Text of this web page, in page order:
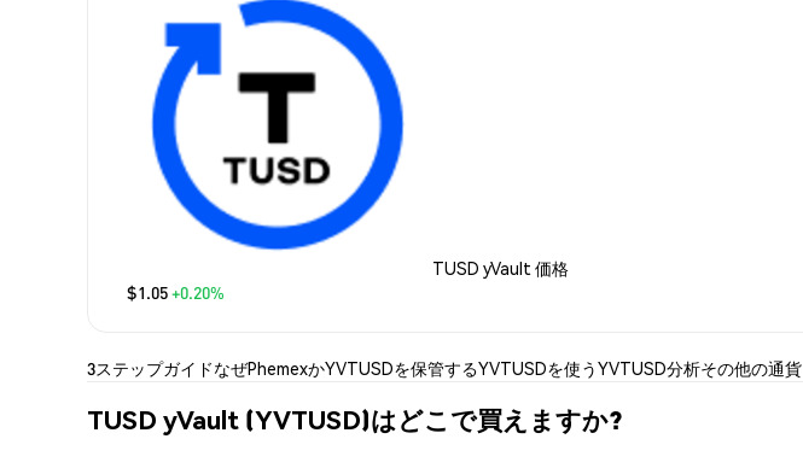
TUSD yVault 価格
$1.05+0.20%
3ステップガイドなぜPhemexかYVTUSDを保管するYVTUSDを使うYVTUSD分析その他の通貨
TUSD yVault (YVTUSD)はどこで買えますか?